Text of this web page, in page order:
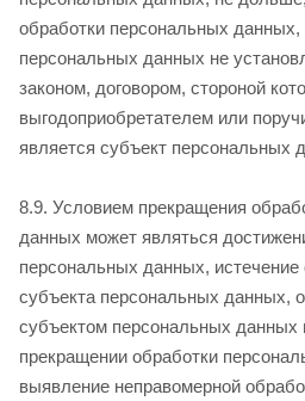
обработки персональных данных,
персональных данных не
законом, договором, стороной
выгодоприобретателем или
является субъект персональных
8.9. Условием прекращения
данных может являться
персональных данных, истечение
субъекта персональных данных,
субъектом персональных данных
прекращении обработки
выявление неправомерной